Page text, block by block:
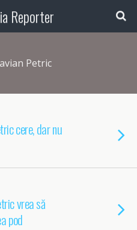
Reporter
Petric
cere, dar nu
vrea să
pod